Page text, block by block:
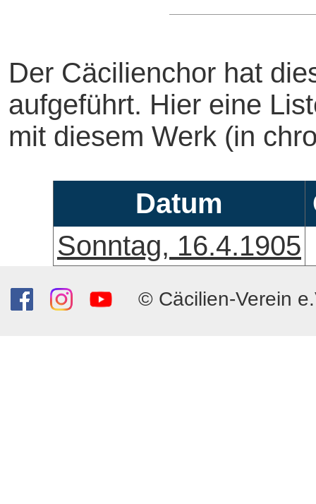
Der Cäcilienchor hat
aufgeführt. Hier eine
mit diesem Werk (in
Datum
Sonntag, 16.4.1905
© Cäcilien-Verein